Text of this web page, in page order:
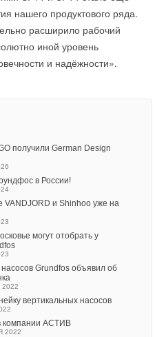
нашего продуктового ряда.
расширило рабочий
иной уровень
и надёжности».
получили German Design
в России!
VANDJORD и Shinhoo уже на
могут отобрать у
Grundfos объявил об
вертикальных насосов
компании АСТИВ
2022
«3Ш» (которая
Шнапс», а как без этого в
по рождественской Вене,
задушевные беседы под
конденсационных газовых